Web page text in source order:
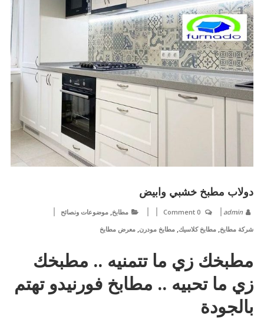
دولاب مطبخ خشبي وابيض
admin
0 Comment مطابخ, موضوعات ونصائح
شركة مطابخ, مطابخ كلاسيك, مطابخ مودرن, معرض مطابخ
مطبخك زي ما تتمنيه .. مطبخك
زي ما تحبيه .. مطابخ فورنيدو تهتم
بالجودة